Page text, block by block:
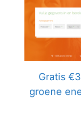
Gratis
groene